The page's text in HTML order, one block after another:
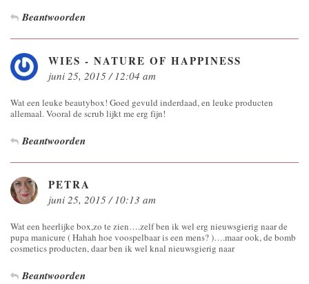
Beantwoorden
WIES - NATURE OF HAPPINESS
juni 25, 2015 / 12:04 am
Wat een leuke beautybox! Goed gevuld inderdaad, en leuke producten
allemaal. Vooral de scrub lijkt me erg fijn!
Beantwoorden
PETRA
juni 25, 2015 / 10:13 am
Wat een heerlijke box,zo te zien….zelf ben ik wel erg nieuwsgierig naar de
pupa manicure ( Hahah hoe voospelbaar is een mens? )….maar ook, de bomb
cosmetics producten, daar ben ik wel knal nieuwsgierig naar
Beantwoorden